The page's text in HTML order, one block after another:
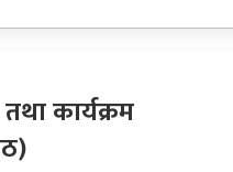
कार्यक्रम